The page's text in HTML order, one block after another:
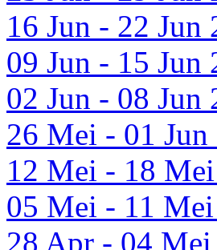
16 Jun - 22 Jun
09 Jun - 15 Jun
02 Jun - 08 Jun
26 Mei - 01 Jun
12 Mei - 18
05 Mei - 11
28 Apr - 04 Mei